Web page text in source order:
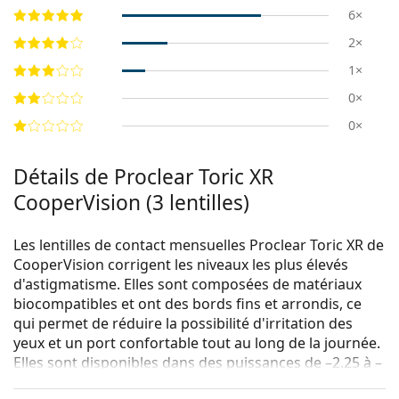
6×
2×
1×
0×
0×
Détails de Proclear Toric XR
CooperVision (3 lentilles)
Les lentilles de contact mensuelles Proclear Toric XR de
CooperVision corrigent les niveaux les plus élevés
d'astigmatisme. Elles sont composées de matériaux
biocompatibles et ont des bords fins et arrondis, ce
qui permet de réduire la possibilité d'irritation des
yeux et un port confortable tout au long de la journée.
Elles sont disponibles dans des puissances de –2.25 à –